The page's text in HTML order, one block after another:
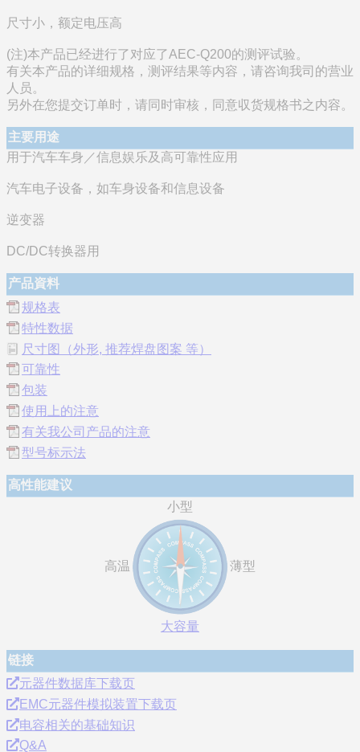
尺寸小，额定电压高
(注)本产品已经进行了对应了AEC-Q200的测评试验。
有关本产品的详细规格，测评结果等内容，请咨询我司的营业
人员。
另外在您提交订单时，请同时审核，同意収货规格书之内容。
主要用途
用于汽车车身／信息娱乐及高可靠性应用
汽车电子设备，如车身设备和信息设备
逆变器
DC/DC转换器用
产品資料
规格表
特性数据
尺寸图（外形, 推荐焊盘图案 等）
可靠性
包装
使用上的注意
有关我公司产品的注意
型号标示法
高性能建议
小型
高温 薄型
大容量
链接
元器件数据库下载页
EMC元器件模拟装置下载页
电容相关的基础知识
Q&A